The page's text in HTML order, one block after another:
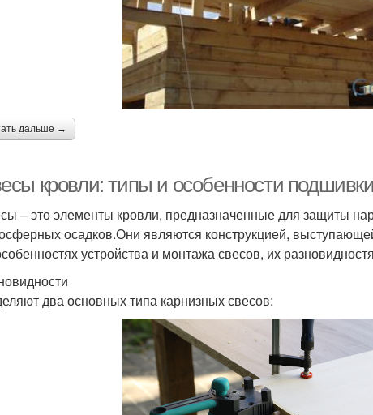
дальше →
кровли: типы и особенности подшивки
– это элементы кровли, предназначенные для защиты
осадков.Они являются конструкцией,
устройства и монтажа свесов, их
два основных типа карнизных свесов: